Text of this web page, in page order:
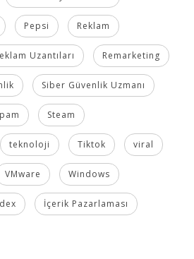
Pepsi Reklam
Uzantıları Remarketing
Siber Güvenlik Uzmanı
Steam
teknoloji Tiktok viral
VMware Windows
İçerik Pazarlaması